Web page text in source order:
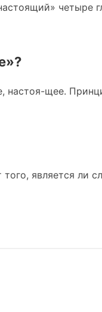
четыре
настоя-щее.
является ли